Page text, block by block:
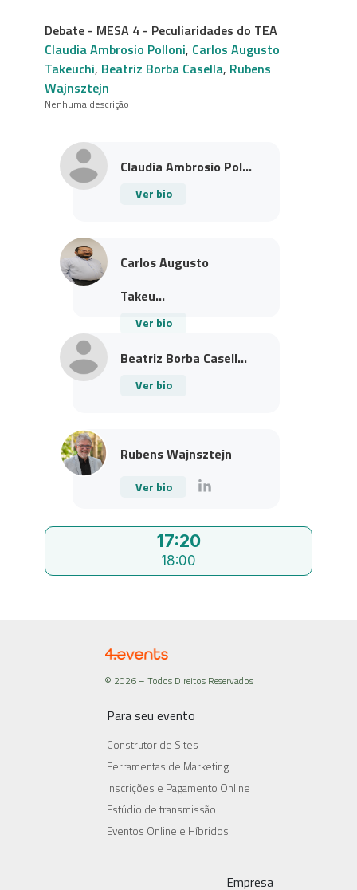
17:20
18:00
Debate - MESA 4 - Peculiaridades do TEA
Claudia Ambrosio Polloni, Carlos Augusto
Takeuchi, Beatriz Borba Casella, Rubens
Wajnsztejn
Nenhuma descrição
Claudia Ambrosio Pol...
Ver bio
Carlos Augusto
Takeu...
Ver bio
Beatriz Borba Casell...
Ver bio
Rubens Wajnsztejn
Ver bio
© 2026 – Todos Direitos Reservados
Para seu evento
Construtor de Sites
Ferramentas de Marketing
Inscrições e Pagamento Online
Estúdio de transmissão
Eventos Online e Híbridos
Empresa